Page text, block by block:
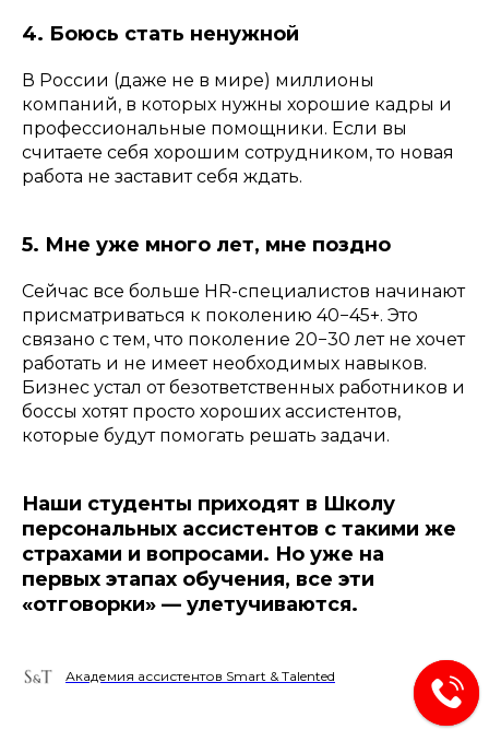
4. Боюсь стать ненужной
В России (даже не в мире) миллионы
компаний, в которых нужны хорошие кадры и
профессиональные помощники. Если вы
считаете себя хорошим сотрудником, то новая
работа не заставит себя ждать.
5. Мне уже много лет, мне поздно
Сейчас все больше HR-специалистов начинают
присматриваться к поколению 40−45+. Это
связано с тем, что поколение 20−30 лет не хочет
работать и не имеет необходимых навыков.
Бизнес устал от безответственных работников и
боссы хотят просто хороших ассистентов,
которые будут помогать решать задачи.
Наши студенты приходят в Школу
персональных ассистентов с такими же
страхами и вопросами. Но уже на
первых этапах обучения, все эти
«отговорки» — улетучиваются.
Академия ассистентов Smart & Talented